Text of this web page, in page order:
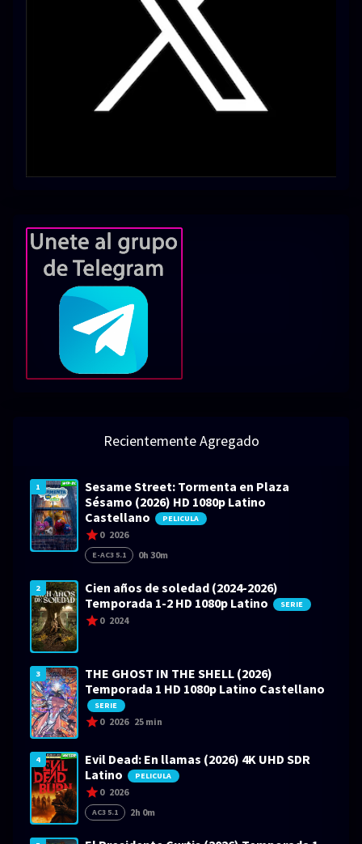
Recientemente Agregado
1
Sesame Street: Tormenta en Plaza
Sésamo (2026) HD 1080p Latino
Castellano
PELICULA
0 2026
E-AC3 5.1 0h 30m
2
Cien años de soledad (2024-2026)
Temporada 1-2 HD 1080p Latino
SERIE
0 2024
3
THE GHOST IN THE SHELL (2026)
Temporada 1 HD 1080p Latino Castellano
SERIE
0 2026 25 min
4
Evil Dead: En llamas (2026) 4K UHD SDR
Latino
PELICULA
0 2026
AC3 5.1 2h 0m